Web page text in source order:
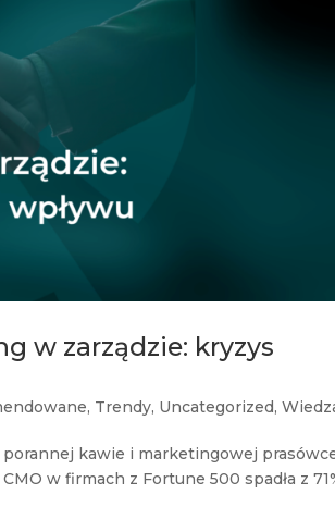
w zarządzie: kryzys
, Trendy, Uncategorized,
kawie i marketingowej
w firmach z Fortune 500 spadła z